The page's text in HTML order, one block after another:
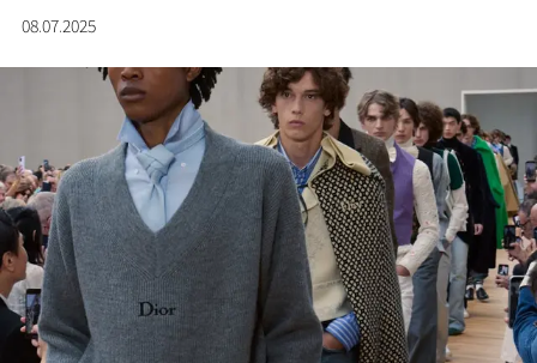
08.07.2025